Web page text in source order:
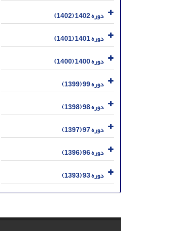
دوره 1402 (1402)
دوره 1401 (1401)
دوره 1400 (1400)
دوره 99 (1399)
دوره 98 (1398)
دوره 97 (1397)
دوره 96 (1396)
دوره 93 (1393)